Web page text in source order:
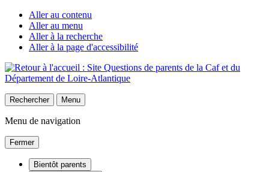
Aller au contenu
Aller au menu
Aller à la recherche
Aller à la page d'accessibilité
Rechercher Menu
Menu de navigation
Fermer
Bientôt parents